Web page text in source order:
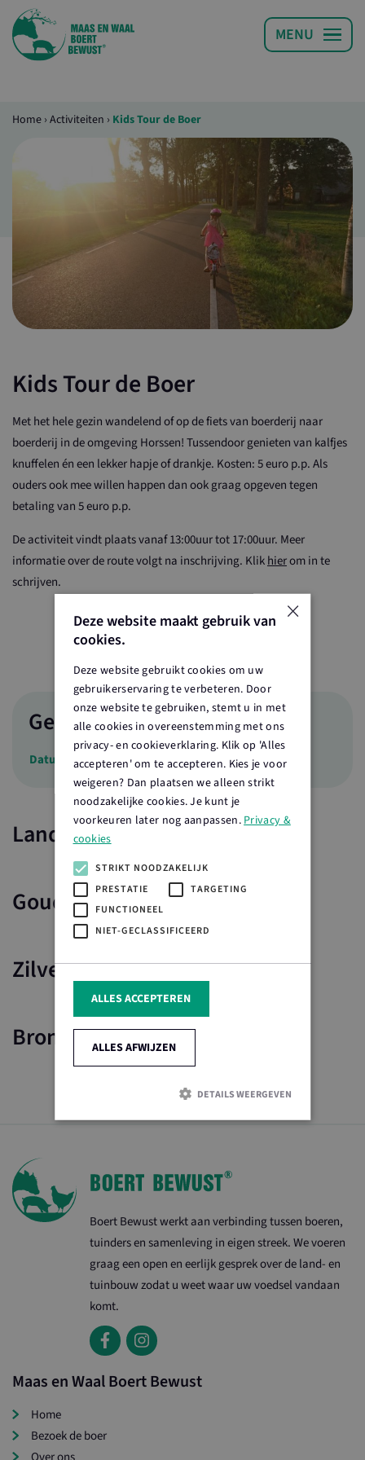
Home › Activiteiten › Kids Tour de Boer
Kids Tour de Boer
Met het hele gezin wandelend of op de fiets van boerderij naar
boerderij in de omgeving Horssen! Tussendoor genieten van kalfjes
knuffelen én een lekker hapje of drankje. Kosten: 5 euro p.p. Als
ouders ook mee willen happen dan ook graag opgeven tegen
betaling van 5 euro p.p.
De activiteit vindt plaats vanaf 13:00uur tot 17:00uur. Meer
informatie over de route volgt na inschrijving. Klikhierom in te
schrijven.
Gegevens
Datum 29 juli 2022
Landelijke partners
Gouden partners
Zilveren partners
Bronzen partners
Boert Bewust werkt aan verbinding tussen boeren,
tuinders en samenleving in eigen streek. We voeren
graag een open en eerlijk gesprek over de land- en
tuinbouw zodat u weet waar uw voedsel vandaan
komt.
Maas en Waal Boert Bewust
Home
Bezoek de boer
×
Deze website maakt gebruik van
cookies.
Deze website gebruikt cookies om uw
gebruikerservaring te verbeteren. Door
onze website te gebruiken, stemt u in met
alle cookies in overeenstemming met ons
privacy- en cookieverklaring. Klik op 'Alles
accepteren' om te accepteren. Kies je voor
weigeren? Dan plaatsen we alleen strikt
noodzakelijke cookies. Je kunt je
voorkeuren later nog aanpassen. Privacy &
cookies
STRIKT NOODZAKELIJK
PRESTATIE
TARGETING
FUNCTIONEEL
NIET-GECLASSIFICEERD
ALLES ACCEPTEREN
ALLES AFWIJZEN
DETAILS WEERGEVEN
Niet-geclassificeerd
gebruikersaanmelding en accountbeheer. De website
kan niet goed worden gebruikt zonder de strikt
ASP.NET_SessionId